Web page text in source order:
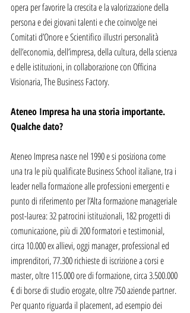
opera per favorire la crescita e la valorizzazione della
persona e dei giovani talenti e che coinvolge nei
Comitati d’Onore e Scientifico illustri personalità
dell’economia, dell’impresa, della cultura, della scienza
e delle istituzioni, in collaborazione con Officina
Visionaria, The Business Factory.
Ateneo Impresa ha una storia importante.
Qualche dato?
Ateneo Impresa nasce nel 1990 e si posiziona come
una tra le più qualificate Business School italiane, tra i
leader nella formazione alle professioni emergenti e
punto di riferimento per l’Alta formazione manageriale
post-laurea: 32 patrocini istituzionali, 182 progetti di
comunicazione, più di 200 formatori e testimonial,
circa 10.000 ex allievi, oggi manager, professional ed
imprenditori, 77.300 richieste di iscrizione a corsi e
master, oltre 115.000 ore di formazione, circa 3.500.000
€ di borse di studio erogate, oltre 750 aziende partner.
Per quanto riguarda il placement, ad esempio dei